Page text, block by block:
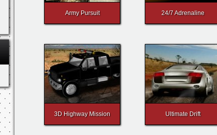
Army Pursuit 24/7 Adrenaline
3D Highway Mission Ultimate Drift